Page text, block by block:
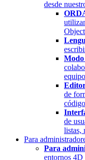
desde
de
de
listas,
Para
Para
entornos